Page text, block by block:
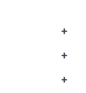
+
+
+